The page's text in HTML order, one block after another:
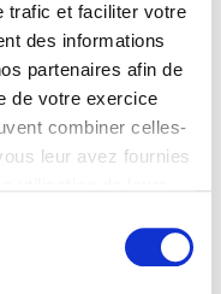
trafic et faciliter votre
des informations
partenaires afin de
de votre exercice
combiner celles-
leur avez fournies
de traitement,